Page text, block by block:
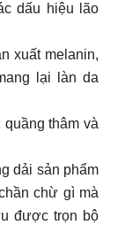
dấu hiệu lão
xuất melanin,
lại làn da
quầng thâm và
dải sản phẩm
chừ gì mà
được trọn bộ